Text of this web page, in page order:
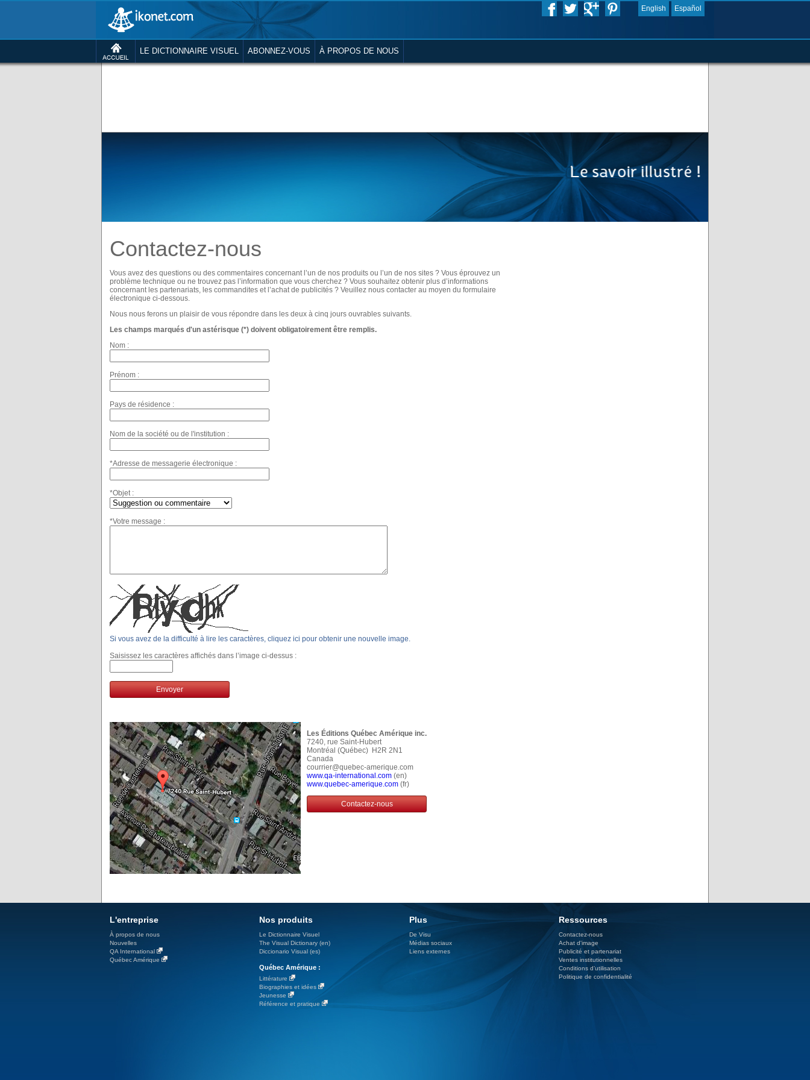
English Español
LE DICTIONNAIRE VISUEL ABONNEZ-VOUS À PROPOS DE NOUS
Contactez-nous
Vous avez des questions ou des commentaires concernant l’un de nos produits ou l’un de nos sites ? Vous éprouvez un
problème technique ou ne trouvez pas l’information que vous cherchez ? Vous souhaitez obtenir plus d’informations
concernant les partenariats, les commandites et l’achat de publicités ? Veuillez nous contacter au moyen du formulaire
électronique ci-dessous.
Nous nous ferons un plaisir de vous répondre dans les deux à cinq jours ouvrables suivants.
Les champs marqués d'un astérisque (*) doivent obligatoirement être remplis.
Nom :
Prénom :
Pays de résidence :
Nom de la société ou de l'institution :
*Adresse de messagerie électronique :
*Objet :
*Votre message :
Si vous avez de la difficulté à lire les caractères, cliquez ici pour obtenir une nouvelle image.
Saisissez les caractères affichés dans l’image ci-dessus :
Envoyer
Les Éditions Québec Amérique inc.
7240, rue Saint-Hubert
Montréal (Québec) H2R 2N1
Canada
courrier@quebec-amerique.com
www.qa-international.com (en)
www.quebec-amerique.com (fr)
Contactez-nous
L'entreprise
À propos de nous
Nouvelles
QA International
Québec Amérique
Nos produits
Le Dictionnaire Visuel
The Visual Dictionary (en)
Diccionario Visual (es)
Québec Amérique :
Littérature
Biographies et idées
Jeunesse
Référence et pratique
Plus
De Visu
Médias sociaux
Liens externes
Ressources
Contactez-nous
Achat d'image
Publicité et partenariat
Ventes institutionnelles
Conditions d’utilisation
Politique de confidentialité